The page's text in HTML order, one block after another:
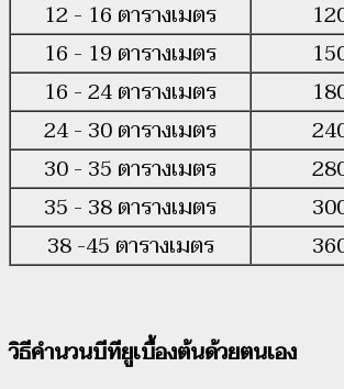
12 - 16 ตารางเมตร
16 - 19 ตารางเมตร
16 - 24 ตารางเมตร
24 - 30 ตารางเมตร
30 - 35 ตารางเมตร
35 - 38 ตารางเมตร
38 -45 ตารางเมตร
วิธีคำนวนบีทียูเบื้องต้นด้วยตนเอง